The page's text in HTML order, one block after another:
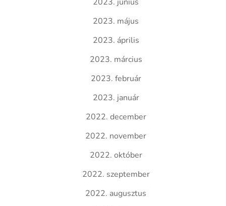
2023. május
2023. április
2023. március
2023. február
2023. január
2022. december
2022. november
2022. október
2022. szeptember
2022. augusztus